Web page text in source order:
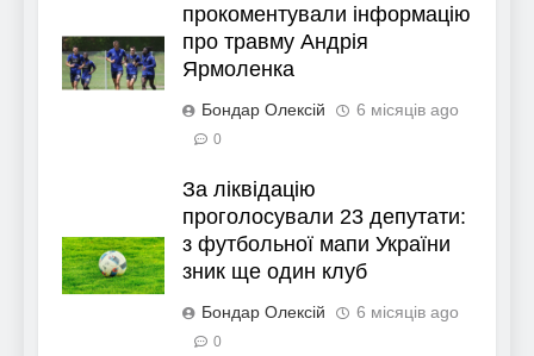
прокоментували інформацію
про травму Андрія
Ярмоленка
Бондар Олексій 6 місяців ago
0
За ліквідацію
проголосували 23 депутати:
з футбольної мапи України
зник ще один клуб
Бондар Олексій 6 місяців ago
0